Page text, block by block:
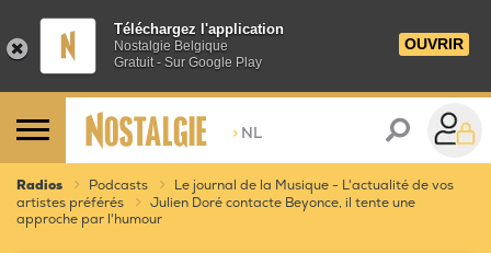
Téléchargez l'application
Nostalgie Belgique
Gratuit - Sur Google Play
OUVRIR
> NL
Radios Podcasts
Le journal de la Musique - L'actualité de vos
artistes préférés
Julien Doré contacte Beyonce, il tente une
approche par l'humour